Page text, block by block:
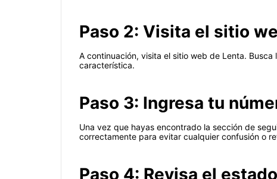
Paso 2: Visita el sitio
A continuación, visita el sitio web de Lenta.
característica.
Paso 3: Ingresa tu
Una vez que hayas encontrado la sección de
correctamente para evitar cualquier confusión o
Paso 4: Revisa el